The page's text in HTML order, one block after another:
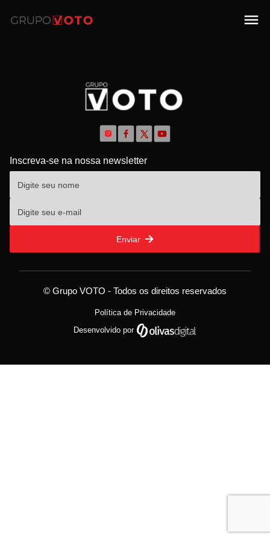
Inscreva-se na nossa newsletter
Enviar
© Grupo VOTO - Todos os direitos reservados
Política de Privacidade
Desenvolvido por